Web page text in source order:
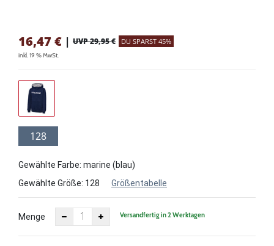
16,47 € | UVP 29,95 € DU SPARST 45%
inkl. 19 % MwSt.
128
Gewählte Farbe: marine (blau)
Gewählte Größe: 128 Größentabelle
Menge Versandfertig in 2 Werktagen